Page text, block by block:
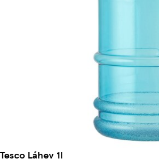
Tesco Láhev 1l